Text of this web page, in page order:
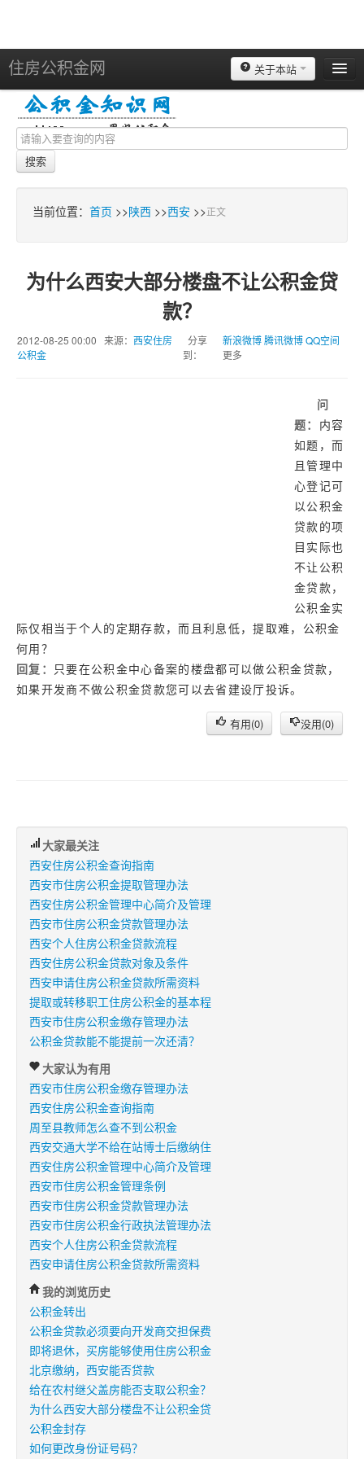
住房公积金网 关于本站
北京
上海
天津
苏州
深圳
宁波
搜索
当前位置： 首页 >>陕西 >>西安 >>正文
为什么西安大部分楼盘不让公积金贷
款？
2012-08-25 00:00 来源： 西安住房
公积金
分享
到：
新浪微博腾讯微博QQ空间
更多
问
题： 内容
如题，而
且管理中
心登记可
以公积金
贷款的项
目实际也
不让公积
金贷款，
公积金实
际仅相当于个人的定期存款，而且利息低，提取难，公积金
何用？
回复： 只要在公积金中心备案的楼盘都可以做公积金贷款，
如果开发商不做公积金贷款您可以去省建设厅投诉。
有用(0) 没用(0)
大家最关注
西安住房公积金查询指南
西安市住房公积金提取管理办法
西安住房公积金管理中心简介及管理
西安市住房公积金贷款管理办法
西安个人住房公积金贷款流程
西安住房公积金贷款对象及条件
西安申请住房公积金贷款所需资料
提取或转移职工住房公积金的基本程
西安市住房公积金缴存管理办法
公积金贷款能不能提前一次还清？
大家认为有用
西安市住房公积金缴存管理办法
西安住房公积金查询指南
周至县教师怎么查不到公积金
西安交通大学不给在站博士后缴纳住
西安住房公积金管理中心简介及管理
西安市住房公积金管理条例
西安市住房公积金贷款管理办法
西安市住房公积金行政执法管理办法
西安个人住房公积金贷款流程
西安申请住房公积金贷款所需资料
我的浏览历史
公积金转出
公积金贷款必须要向开发商交担保费
即将退休，买房能够使用住房公积金
北京缴纳，西安能否贷款
给在农村继父盖房能否支取公积金？
为什么西安大部分楼盘不让公积金贷
公积金封存
如何更改身份证号码？